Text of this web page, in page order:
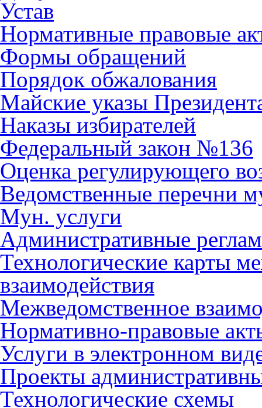
Устав
Нормативные правовые
Формы обращений
Порядок обжалования
Майские указы
Наказы избирателей
Федеральный закон №136
Оценка регулирующего
Ведомственные перечни
Мун. услуги
Административные
Технологические карты
взаимодействия
Межведомственное
Нормативно-правовые
Услуги в электронном
Проекты
Технологические схемы